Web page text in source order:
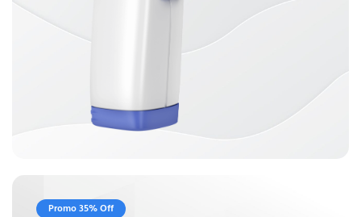
Promo 35% Off